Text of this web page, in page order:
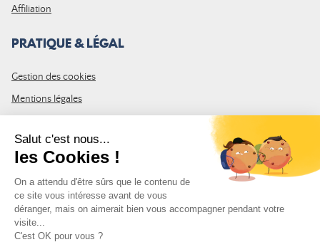
Affiliation
PRATIQUE & LÉGAL
Gestion des cookies
Mentions légales
Plan du site
REJOIGNEZ LA COMMUNAUTÉ
Inscrivez-vous à la newsletter Leurre de la pêche et recevez un code
de 10% de remise valable sur votre première commande.